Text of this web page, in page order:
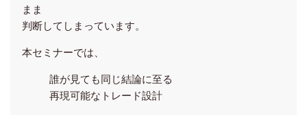
まま
判断してしまっています。
本セミナーでは、
誰が見ても同じ結論に至る
再現可能なトレード設計